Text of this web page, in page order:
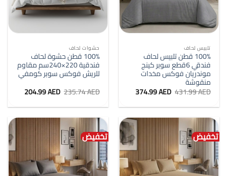
تلبيس لحاف
100% قطن تلبيس لحاف
فندقي 6قطع سوبر كينج
موندريان فوكس مخدات
منقوشة
431.99AED السعر
الأصلي
هو:
431.99 AED.
374.99AED
هو:
374.99 AED.
حشوات لحاف
100% قطن حشوة لحاف
فندقية 220×240سم مقاوم
للريش فوكس سوبر كومفي
235.74AED السعر
الأصلي
هو:
235.74 AED.
204.99AED
هو:
204.99 AED.
تخفيض تخفيض